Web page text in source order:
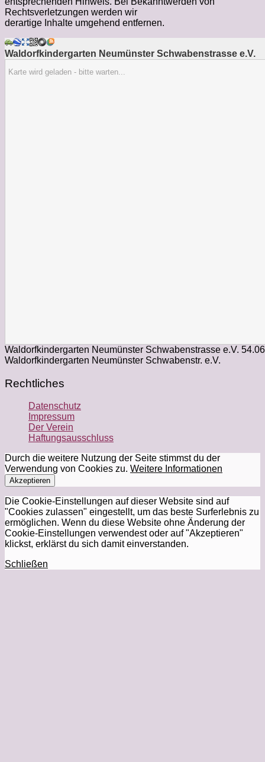
Rechtsverletzungen werden wir
derartige Inhalte umgehend entfernen.
Waldorfkindergarten Neumünster Schwabenstrasse e.V.
Karte wird geladen - bitte warten...
Waldorfkindergarten Neumünster Schwabenstrasse e.V.
Waldorfkindergarten Neumünster Schwabenstr. e.V.
Rechtliches
Datenschutz
Impressum
Der Verein
Haftungsausschluss
Durch die weitere Nutzung der Seite stimmst du der
Verwendung von Cookies zu. Weitere Informationen
Akzeptieren
Die Cookie-Einstellungen auf dieser Website sind auf
"Cookies zulassen" eingestellt, um das beste Surferlebnis zu
ermöglichen. Wenn du diese Website ohne Änderung der
Cookie-Einstellungen verwendest oder auf "Akzeptieren"
klickst, erklärst du sich damit einverstanden.
Schließen